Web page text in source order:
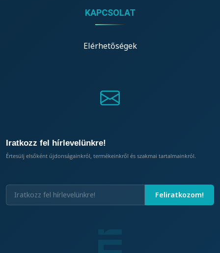
KAPCSOLAT
Elérhetőségek
Iratkozz fel hírlevelünkre!
Értesülj elsőként újdonságainkról, termékeinkről és szakmai tartalmainkról.